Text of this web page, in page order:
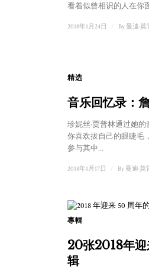
看着似曾相识的人在
2018年1月24日 By 曼迪·莫
精选
音乐回忆录：
珍妮丝·贾普林通过她的
你喜欢拔自己的眼睫毛
参与其中...
2018年1月17日 By曼迪·莫
專輯
20张2018年迎
辑